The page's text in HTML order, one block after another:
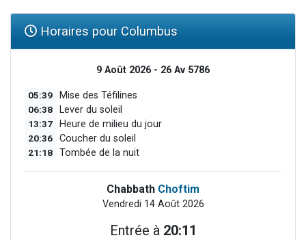
Horaires pour Columbus
9 Août 2026 - 26 Av 5786
05:39 Mise des Téfilines
06:38 Lever du soleil
13:37 Heure de milieu du jour
20:36 Coucher du soleil
21:18 Tombée de la nuit
Chabbath Choftim
Vendredi 14 Août 2026
Entrée à 20:11